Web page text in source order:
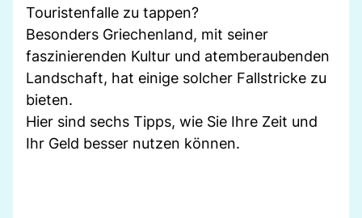
Touristenfalle zu tappen?
Besonders Griechenland, mit seiner
faszinierenden Kultur und atemberaubenden
Landschaft, hat einige solcher Fallstricke zu
bieten.
Hier sind sechs Tipps, wie Sie Ihre Zeit und
Ihr Geld besser nutzen können.